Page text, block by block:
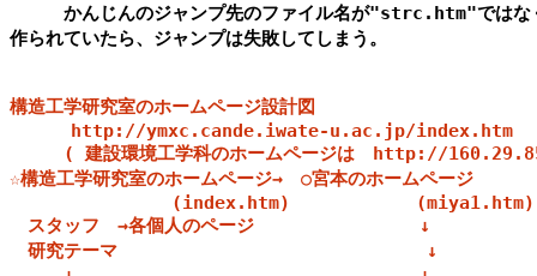
かんじんのジャンプ先のファイル名が"strc.htm"では
作られていたら、ジャンプは失敗してしまう。
構造工学研究室のホームページ設計図
    　http://ymxc.cande.iwate-u.ac.jp/index.htm
( 建設環境工学科のホームページは　http://
☆構造工学研究室のホームページ→　○宮本のホームページ
               (index.htm)　          (miya1.htm)
スタッフ　→各個人のページ　　　　　　  　　↓
研究テーマ　　　　　　　　　　　　　　　  　↓